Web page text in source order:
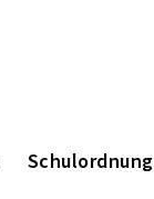
Schulordnung